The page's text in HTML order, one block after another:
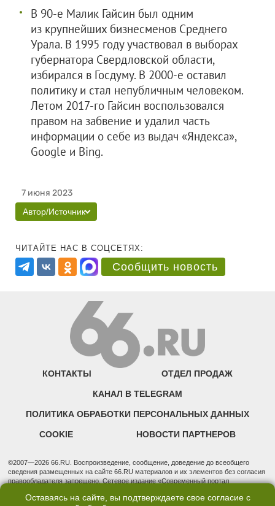
В 90-е Малик Гайсин был одним
из крупнейших бизнесменов Среднего
Урала. В 1995 году участвовал в выборах
губернатора Свердловской области,
избирался в Госдуму. В 2000-е оставил
политику и стал непубличным человеком.
Летом 2017-го Гайсин воспользовался
правом на забвение и удалил часть
информации о себе из выдач «Яндекса»,
Google и Bing.
7 июня 2023
Автор/Источник
ЧИТАЙТЕ НАС В СОЦСЕТЯХ:
Сообщить новость
КОНТАКТЫ ОТДЕЛ ПРОДАЖ
КАНАЛ В TELEGRAM
ПОЛИТИКА ОБРАБОТКИ ПЕРСОНАЛЬНЫХ ДАННЫХ
COOKIE НОВОСТИ ПАРТНЕРОВ
©2007—2026 66.RU. Воспроизведение, сообщение, доведение до всеобщего
сведения размещенных на сайте 66.RU материалов и их элементов без согласия
правообладателя запрещено. Сетевое издание «Современный портал
надзору в сфере связи, информационных технологий и массовых коммуникаций
Оставаясь на сайте, вы подтверждаете свое согласие с